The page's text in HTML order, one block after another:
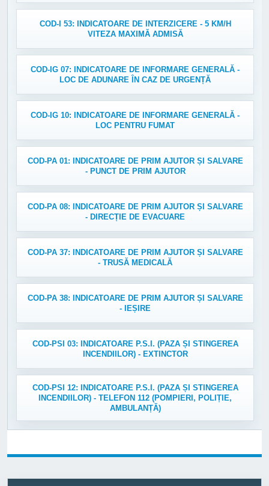
COD-I 53: INDICATOARE DE INTERZICERE - 5 KM/H
VITEZA MAXIMĂ ADMISĂ
COD-IG 07: INDICATOARE DE INFORMARE GENERALĂ -
LOC DE ADUNARE ÎN CAZ DE URGENȚĂ
COD-IG 10: INDICATOARE DE INFORMARE GENERALĂ -
LOC PENTRU FUMAT
COD-PA 01: INDICATOARE DE PRIM AJUTOR ȘI SALVARE
- PUNCT DE PRIM AJUTOR
COD-PA 08: INDICATOARE DE PRIM AJUTOR ȘI SALVARE
- DIRECȚIE DE EVACUARE
COD-PA 37: INDICATOARE DE PRIM AJUTOR ȘI SALVARE
- TRUSĂ MEDICALĂ
COD-PA 38: INDICATOARE DE PRIM AJUTOR ȘI SALVARE
- IEȘIRE
COD-PSI 03: INDICATOARE P.S.I. (PAZA ȘI STINGEREA
INCENDIILOR) - EXTINCTOR
COD-PSI 12: INDICATOARE P.S.I. (PAZA ȘI STINGEREA
INCENDIILOR) - TELEFON 112 (POMPIERI, POLIȚIE,
AMBULANȚĂ)